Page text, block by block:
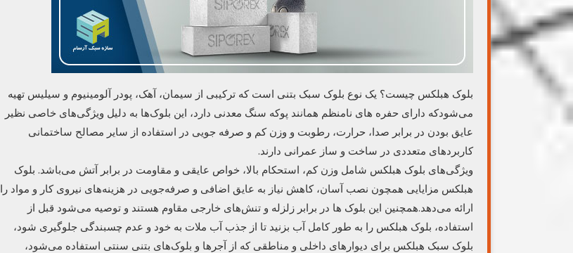
بلوک هبلکس چیست؟ یک نوع بلوک سبک بتنی است که ترکیبی از سیمان، آهک، پودر آلومینیوم و سیلیس تهیه
می‌شودکه دارای حفره های نامنظم همانند پوکه سنگ معدنی دارد، این بلوک‌ها به دلیل ویژگی‌های خاصی نظیر
عایق بودن در برابر صدا، حرارت، رطوبت و وزن کم و صرفه جویی در استفاده از سایر مصالح ساختمانی
کاربردهای متعددی در ساخت و ساز عمرانی دارند.
ویژگی‌های بلوک هبلکس شامل وزن کم، استحکام بالا، خواص عایقی و مقاومت در برابر آتش می‌باشد. بلوک
هبلکس مزایایی همچون نصب آسان، کاهش نیاز به عایق اضافی و صرفه‌جویی در هزینه‌های نیروی کار و مواد را
ارائه می‌دهد.همچنین این بلوک ها در برابر زلزله و تنش‌های خارجی مقاوم هستند و توصیه می‌شود قبل از
استفاده، بلوک هبلکس را به طور کامل آب بزنید تا از جذب آب ملات به خود و عدم چسبندگی جلوگیری شود،
بلوک سبک هبلکس برای دیوارهای داخلی و مناطقی که از آجرها و بلوک‌های بتنی سنتی استفاده می‌شود،